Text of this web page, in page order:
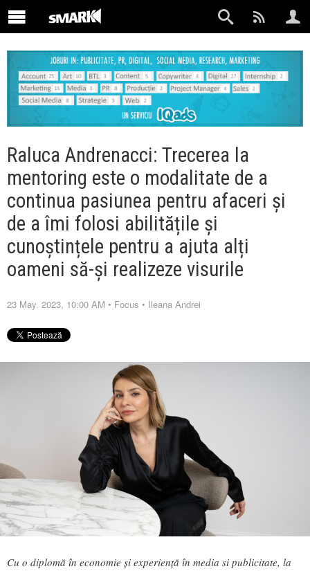
Raluca Andrenacci: Trecerea la
mentoring este o modalitate de a
continua pasiunea pentru afaceri și
de a îmi folosi abilitățile și
cunoștințele pentru a ajuta alți
oameni să-și realizeze visurile
23 May. 2023, 10:00 AM • Focus • Ileana Andrei
Cu o diplomă în economie și experiență în media si publicitate, la